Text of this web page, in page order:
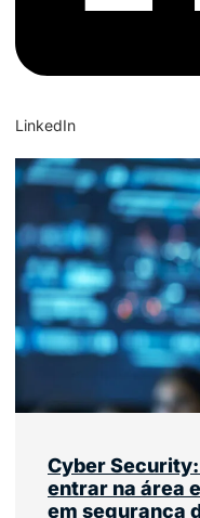
LinkedIn
Cyber
entrar na área
em segurança